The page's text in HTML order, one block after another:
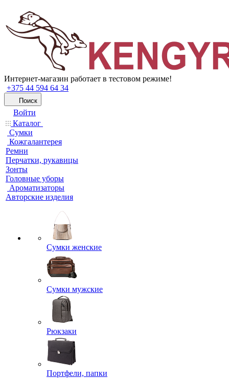
Интернет-магазин работает в тестовом режиме!
+375 44 594 64 34
Поиск
Войти
Каталог
Сумки
Кожгалантерея
Ремни
Перчатки, рукавицы
Зонты
Головные уборы
Ароматизаторы
Авторские изделия
Сумки женские
Сумки мужские
Рюкзаки
Портфели, папки